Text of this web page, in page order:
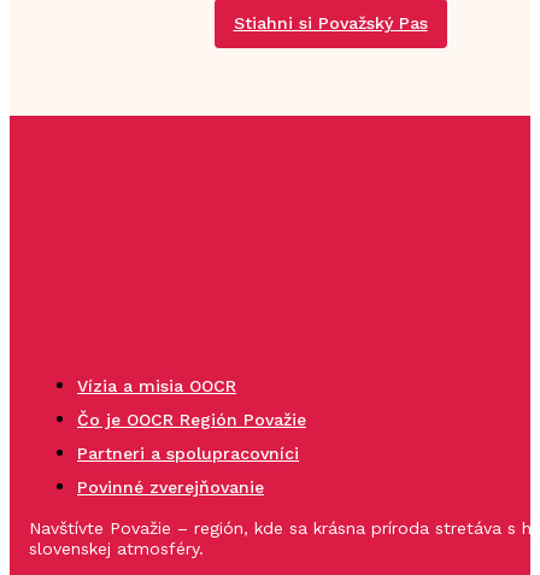
Stiahni si Považský Pas
Vízia a misia OOCR
Čo je OOCR Región Považie
Partneri a spolupracovníci
Povinné zverejňovanie
Navštívte Považie – región, kde sa krásna príroda stretáva s
slovenskej atmosféry.